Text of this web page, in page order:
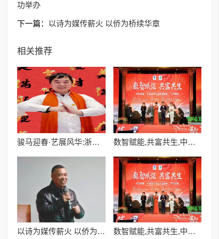
功举办
下一篇： 以诗为媒传薪火 以侨为桥续华章
相关推荐
骏马迎春·艺展风华:浙融媒中心特邀艺术家们送新春祝福,共贺马年祥瑞——夏有良老师 数智赋能,共富共生,中品数字生态年会盛典成功举办
以诗为媒传薪火 以侨为桥续华章 数智赋能,共富共生,中品数字生态年会盛典成功举办